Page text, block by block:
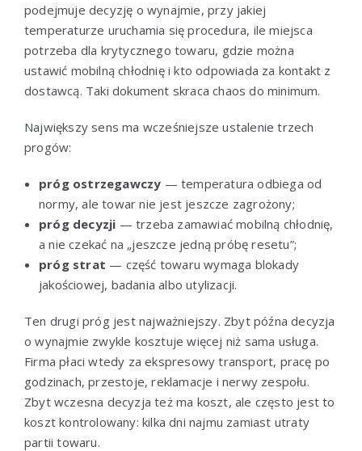
podejmuje decyzję o wynajmie, przy jakiej
temperaturze uruchamia się procedura, ile miejsca
potrzeba dla krytycznego towaru, gdzie można
ustawić mobilną chłodnię i kto odpowiada za kontakt z
dostawcą. Taki dokument skraca chaos do minimum.
Największy sens ma wcześniejsze ustalenie trzech
progów:
próg ostrzegawczy — temperatura odbiega od
normy, ale towar nie jest jeszcze zagrożony;
próg decyzji — trzeba zamawiać mobilną chłodnię,
a nie czekać na „jeszcze jedną próbę resetu”;
próg strat — część towaru wymaga blokady
jakościowej, badania albo utylizacji.
Ten drugi próg jest najważniejszy. Zbyt późna decyzja
o wynajmie zwykle kosztuje więcej niż sama usługa.
Firma płaci wtedy za ekspresowy transport, pracę po
godzinach, przestoje, reklamacje i nerwy zespołu.
Zbyt wczesna decyzja też ma koszt, ale często jest to
koszt kontrolowany: kilka dni najmu zamiast utraty
partii towaru.